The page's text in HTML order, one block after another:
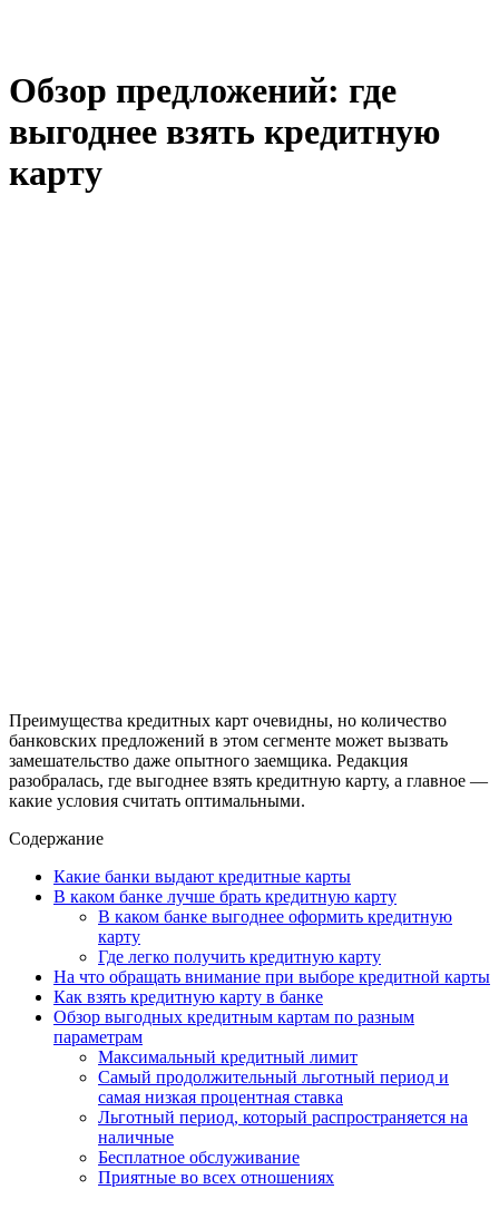
Обзор предложений: где
выгоднее взять кредитную
карту
Преимущества кредитных карт очевидны, но количество
банковских предложений в этом сегменте может вызвать
замешательство даже опытного заемщика. Редакция
разобралась, где выгоднее взять кредитную карту, а главное —
какие условия считать оптимальными.
Содержание
Какие банки выдают кредитные карты
В каком банке лучше брать кредитную карту
В каком банке выгоднее оформить кредитную
карту
Где легко получить кредитную карту
На что обращать внимание при выборе кредитной карты
Как взять кредитную карту в банке
Обзор выгодных кредитным картам по разным
параметрам
Максимальный кредитный лимит
Самый продолжительный льготный период и
самая низкая процентная ставка
Льготный период, который распространяется на
наличные
Бесплатное обслуживание
Приятные во всех отношениях